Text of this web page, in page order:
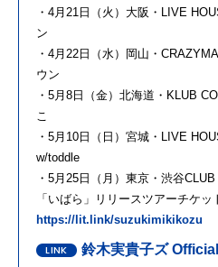
・4月21日（火）大阪・LIVE
ン
・4月22日（水）岡山・
ウン
・5月8日（金）北海道・KLUB
こ
・5月10日（日）宮城・LIVE
w/toddle
・5月25日（月）東京・渋谷
「いばら」リリースツアーチケッ
https://lit.link/suzukimikikozu
鈴木実貴子ズ